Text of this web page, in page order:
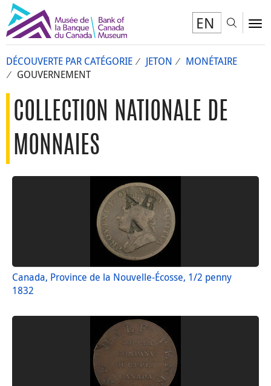
EN
DÉCOUVERTE PAR CATÉGORIE JETON
MONÉTAIRE
GOUVERNEMENT
COLLECTION NATIONALE DE
MONNAIES
Canada, Province de la Nouvelle-Écosse, 1/2 penny
1832